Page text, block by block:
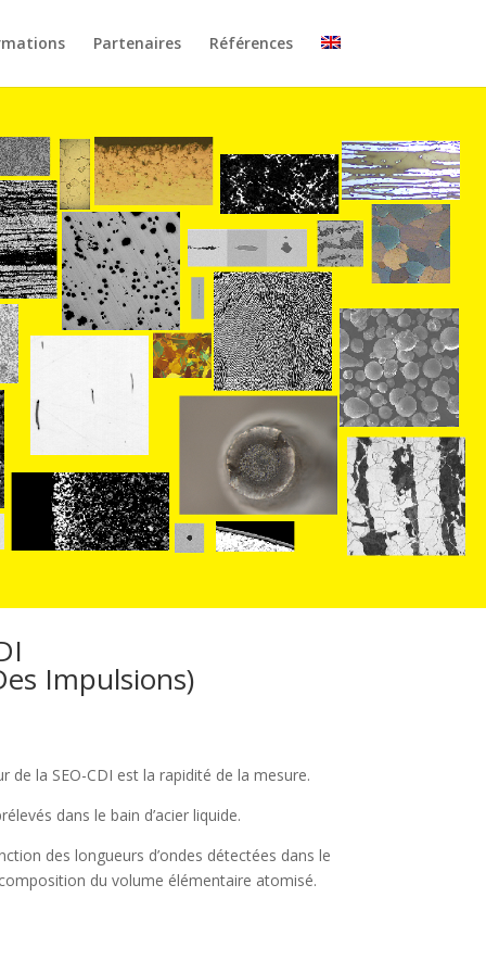
Partenaires Références
Impulsions)
la SEO-CDI est la rapidité de la mesure.
dans le bain d’acier liquide.
des longueurs d’ondes détectées dans le
du volume élémentaire atomisé.